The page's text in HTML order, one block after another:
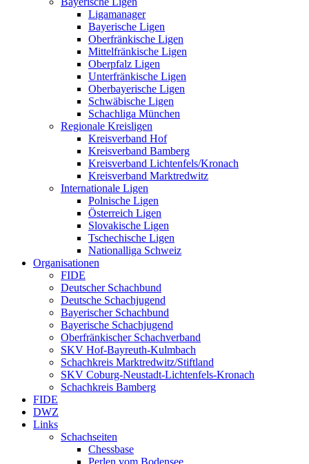
Ligamanager
Bayerische Ligen
Oberfränkische Ligen
Mittelfränkische Ligen
Oberpfalz Ligen
Unterfränkische Ligen
Oberbayerische Ligen
Schwäbische Ligen
Schachliga München
Regionale Kreisligen
Kreisverband Hof
Kreisverband Bamberg
Kreisverband Lichtenfels/Kronach
Kreisverband Marktredwitz
Internationale Ligen
Polnische Ligen
Österreich Ligen
Slovakische Ligen
Tschechische Ligen
Nationalliga Schweiz
Organisationen
FIDE
Deutscher Schachbund
Deutsche Schachjugend
Bayerischer Schachbund
Bayerische Schachjugend
Oberfränkischer Schachverband
SKV Hof-Bayreuth-Kulmbach
Schachkreis Marktredwitz/Stiftland
SKV Coburg-Neustadt-Lichtenfels-Kronach
Schachkreis Bamberg
FIDE
DWZ
Links
Schachseiten
Chessbase
Perlen vom Bodensee